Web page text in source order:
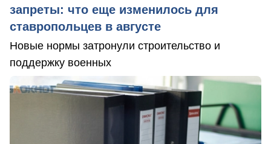
запреты: что еще изменилось для
ставропольцев в августе
Новые нормы затронули строительство и
поддержку военных